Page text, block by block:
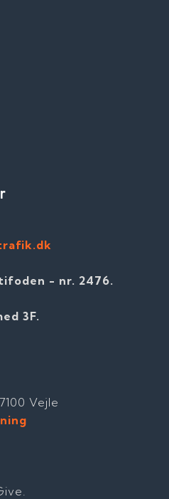
- nr. 2476​​.
3F.
Vejle